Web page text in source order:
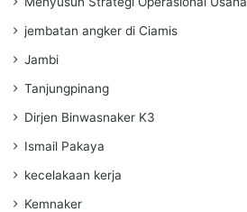
jembatan angker di Ciamis
Jambi
Tanjungpinang
Dirjen Binwasnaker K3
Ismail Pakaya
kecelakaan kerja
Kemnaker